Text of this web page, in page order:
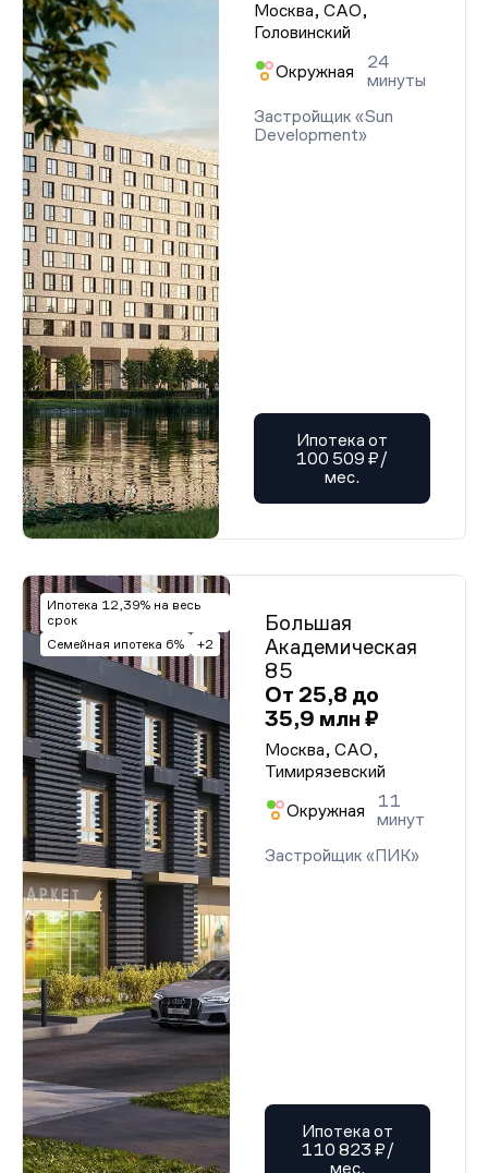
Москва, САО,
Головинский
Окружная
24
минуты
Застройщик «Sun
Development»
Ипотека от
100 509 ₽/
мес.
Ипотека 12,39% на весь
срок
Семейная ипотека 6%
+2
Большая
Академическая
85
От 25,8 до
35,9 млн ₽
Москва, САО,
Тимирязевский
Окружная
11
минут
Застройщик «ПИК»
Ипотека от
110 823 ₽/
мес.